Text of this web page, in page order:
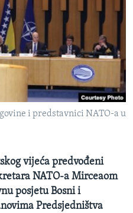
i predstavnici NATO-a u
vijeća predvođeni
NATO-a Mirceaom
posjetu Bosni i
Predsjedništva